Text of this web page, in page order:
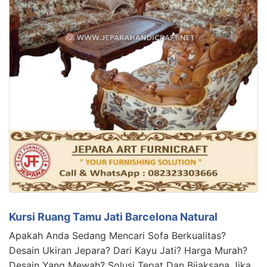
Kursi Ruang Tamu Jati Barcelona Natural
Apakah Anda Sedang Mencari Sofa Berkualitas?
Desain Ukiran Jepara? Dari Kayu Jati? Harga Murah?